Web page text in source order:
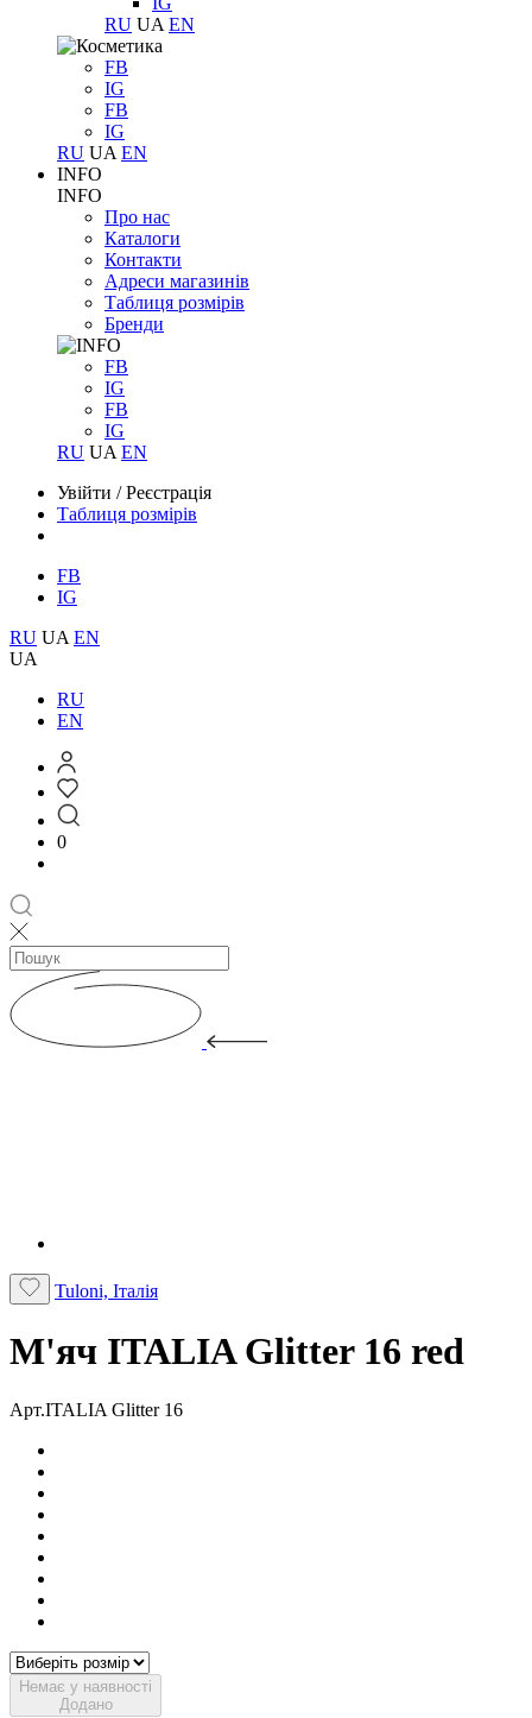
RU UA EN
FB
IG
FB
IG
RU UA EN
INFO
INFO
Про нас
Каталоги
Контакти
Адреси магазинів
Таблиця розмірів
Бренди
FB
IG
FB
IG
RU UA EN
Увійти /Реєстрація
Таблиця розмірів
FB
IG
RU UA EN
UA
RU
EN
0
Tuloni, Італія
М'яч ITALIA Glitter 16 red
Арт.ITALIA Glitter 16
Немає у наявності
Додано